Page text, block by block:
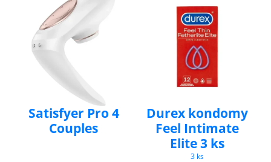
Satisfyer Pro 4
Couples
Durex kondomy
Feel Intimate
Elite 3 ks
3 ks